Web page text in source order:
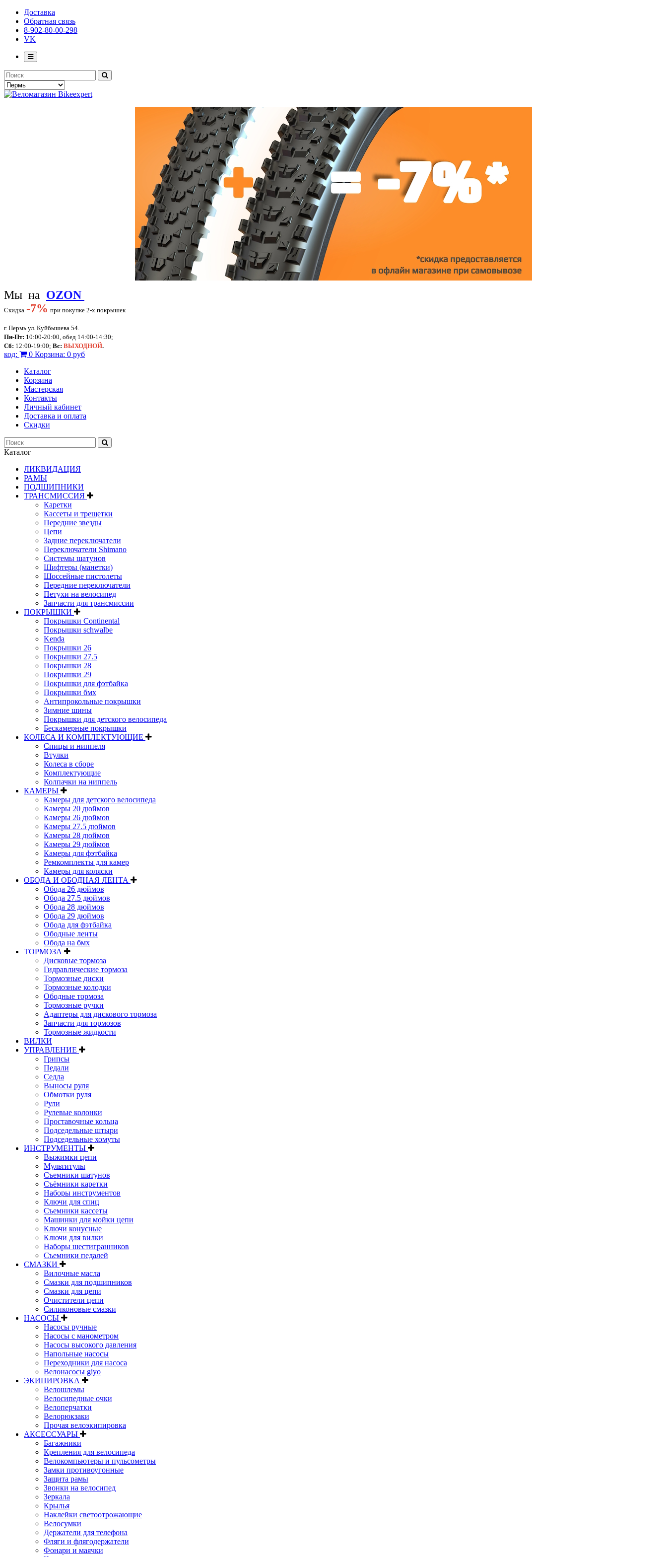
Доставка
Обратная связь
8-902-80-00-298
VK
Мы на OZON
Скидка -7% при покупке 2-х покрышек
г. Пермь ул. Куйбышева 54.
Пн-Пт: 10:00-20:00, обед 14:00-14:30;
Сб: 12:00-19:00; Вс: ВЫХОДНОЙ.
код: 0 Корзина: 0 руб
Каталог
Корзина
Мастерская
Контакты
Личный кабинет
Доставка и оплата
Скидки
Каталог
ЛИКВИДАЦИЯ
РАМЫ
ПОДШИПНИКИ
ТРАНСМИССИЯ
Каретки
Кассеты и трещетки
Передние звезды
Цепи
Задние переключатели
Переключатели Shimano
Системы шатунов
Шифтеры (манетки)
Шоссейные пистолеты
Передние переключатели
Петухи на велосипед
Запчасти для трансмиссии
ПОКРЫШКИ
Покрышки Continental
Покрышки schwalbe
Kenda
Покрышки 26
Покрышки 27.5
Покрышки 28
Покрышки 29
Покрышки для фэтбайка
Покрышки бмх
Антипрокольные покрышки
Зимние шины
Покрышки для детского велосипеда
Бескамерные покрышки
КОЛЕСА И КОМПЛЕКТУЮЩИЕ
Спицы и ниппеля
Втулки
Колеса в сборе
Комплектующие
Колпачки на ниппель
КАМЕРЫ
Камеры для детского велосипеда
Камеры 20 дюймов
Камеры 26 дюймов
Камеры 27.5 дюймов
Камеры 28 дюймов
Камеры 29 дюймов
Камеры для фэтбайка
Ремкомплекты для камер
Камеры для коляски
ОБОДА И ОБОДНАЯ ЛЕНТА
Обода 26 дюймов
Обода 27.5 дюймов
Обода 28 дюймов
Обода 29 дюймов
Обода для фэтбайка
Ободные ленты
Обода на бмх
ТОРМОЗА
Дисковые тормоза
Гидравлические тормоза
Тормозные диски
Тормозные колодки
Ободные тормоза
Тормозные ручки
Адаптеры для дискового тормоза
Запчасти для тормозов
Тормозные жидкости
ВИЛКИ
УПРАВЛЕНИЕ
Грипсы
Педали
Седла
Выносы руля
Обмотки руля
Рули
Рулевые колонки
Проставочные кольца
Подседельные штыри
Подседельные хомуты
ИНСТРУМЕНТЫ
Выжимки цепи
Мультитулы
Съемники шатунов
Съёмники каретки
Наборы инструментов
Ключи для спиц
Съемники кассеты
Машинки для мойки цепи
Ключи конусные
Ключи для вилки
Наборы шестигранников
Съемники педалей
СМАЗКИ
Вилочные масла
Смазки для подшипников
Смазки для цепи
Очистители цепи
Силиконовые смазки
НАСОСЫ
Насосы ручные
Насосы с манометром
Насосы высокого давления
Напольные насосы
Переходники для насоса
Велонасосы giyo
ЭКИПИРОВКА
Велошлемы
Велосипедные очки
Велоперчатки
Велорюкзаки
Прочая велоэкипировка
АКСЕССУАРЫ
Багажники
Крепления для велосипеда
Велокомпьютеры и пульсометры
Замки противоугонные
Защита рамы
Звонки на велосипед
Зеркала
Крылья
Наклейки светоотрожающие
Велосумки
Держатели для телефона
Фляги и флягодержатели
Фонари и маячки